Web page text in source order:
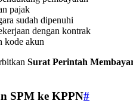
pajak
sudah dipenuhi
dengan kontrak
kode akun
Surat Perintah
SPM ke KPPN#